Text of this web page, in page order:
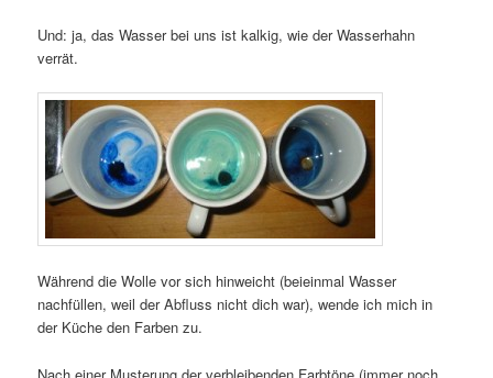
Und: ja, das Wasser bei uns ist kalkig, wie der Wasserhahn
verrät.
Während die Wolle vor sich hinweicht (beieinmal Wasser
nachfüllen, weil der Abfluss nicht dich war), wende ich mich in
der Küche den Farben zu.
Nach einer Musterung der verbleibenden Farbtöne (immer noch